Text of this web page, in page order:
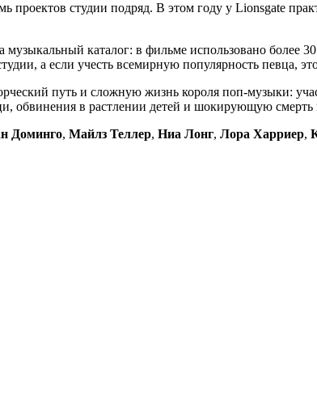
проектов студии подряд. В этом году у Lionsgate
каталог: в фильме использовано более
а если учесть всемирную популярность певца,
путь и сложную жизнь короля поп-музыки:
обвинения в растлении детей и шокирующую смерть
Доминго, Майлз Теллер, Ниа Лонг, Лора Харриер,